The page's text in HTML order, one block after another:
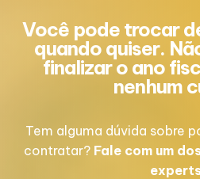
Você pode trocar
quando quiser.
finalizar o ano
nenhum
Tem alguma dúvida sobre
contratar? Fale com um